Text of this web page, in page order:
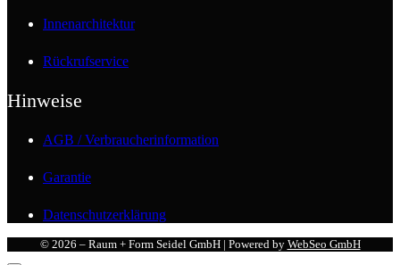
Innenarchitektur
Rückrufservice
Hinweise
AGB / Verbraucherinformation
Garantie
Datenschutzerklärung
© 2026 – Raum + Form Seidel GmbH | Powered by WebSeo GmbH